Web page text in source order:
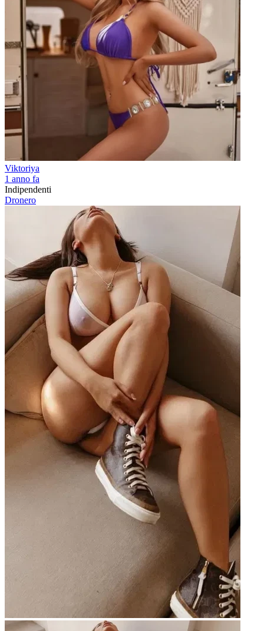
Viktoriya
1 anno fa
Indipendenti
Dronero